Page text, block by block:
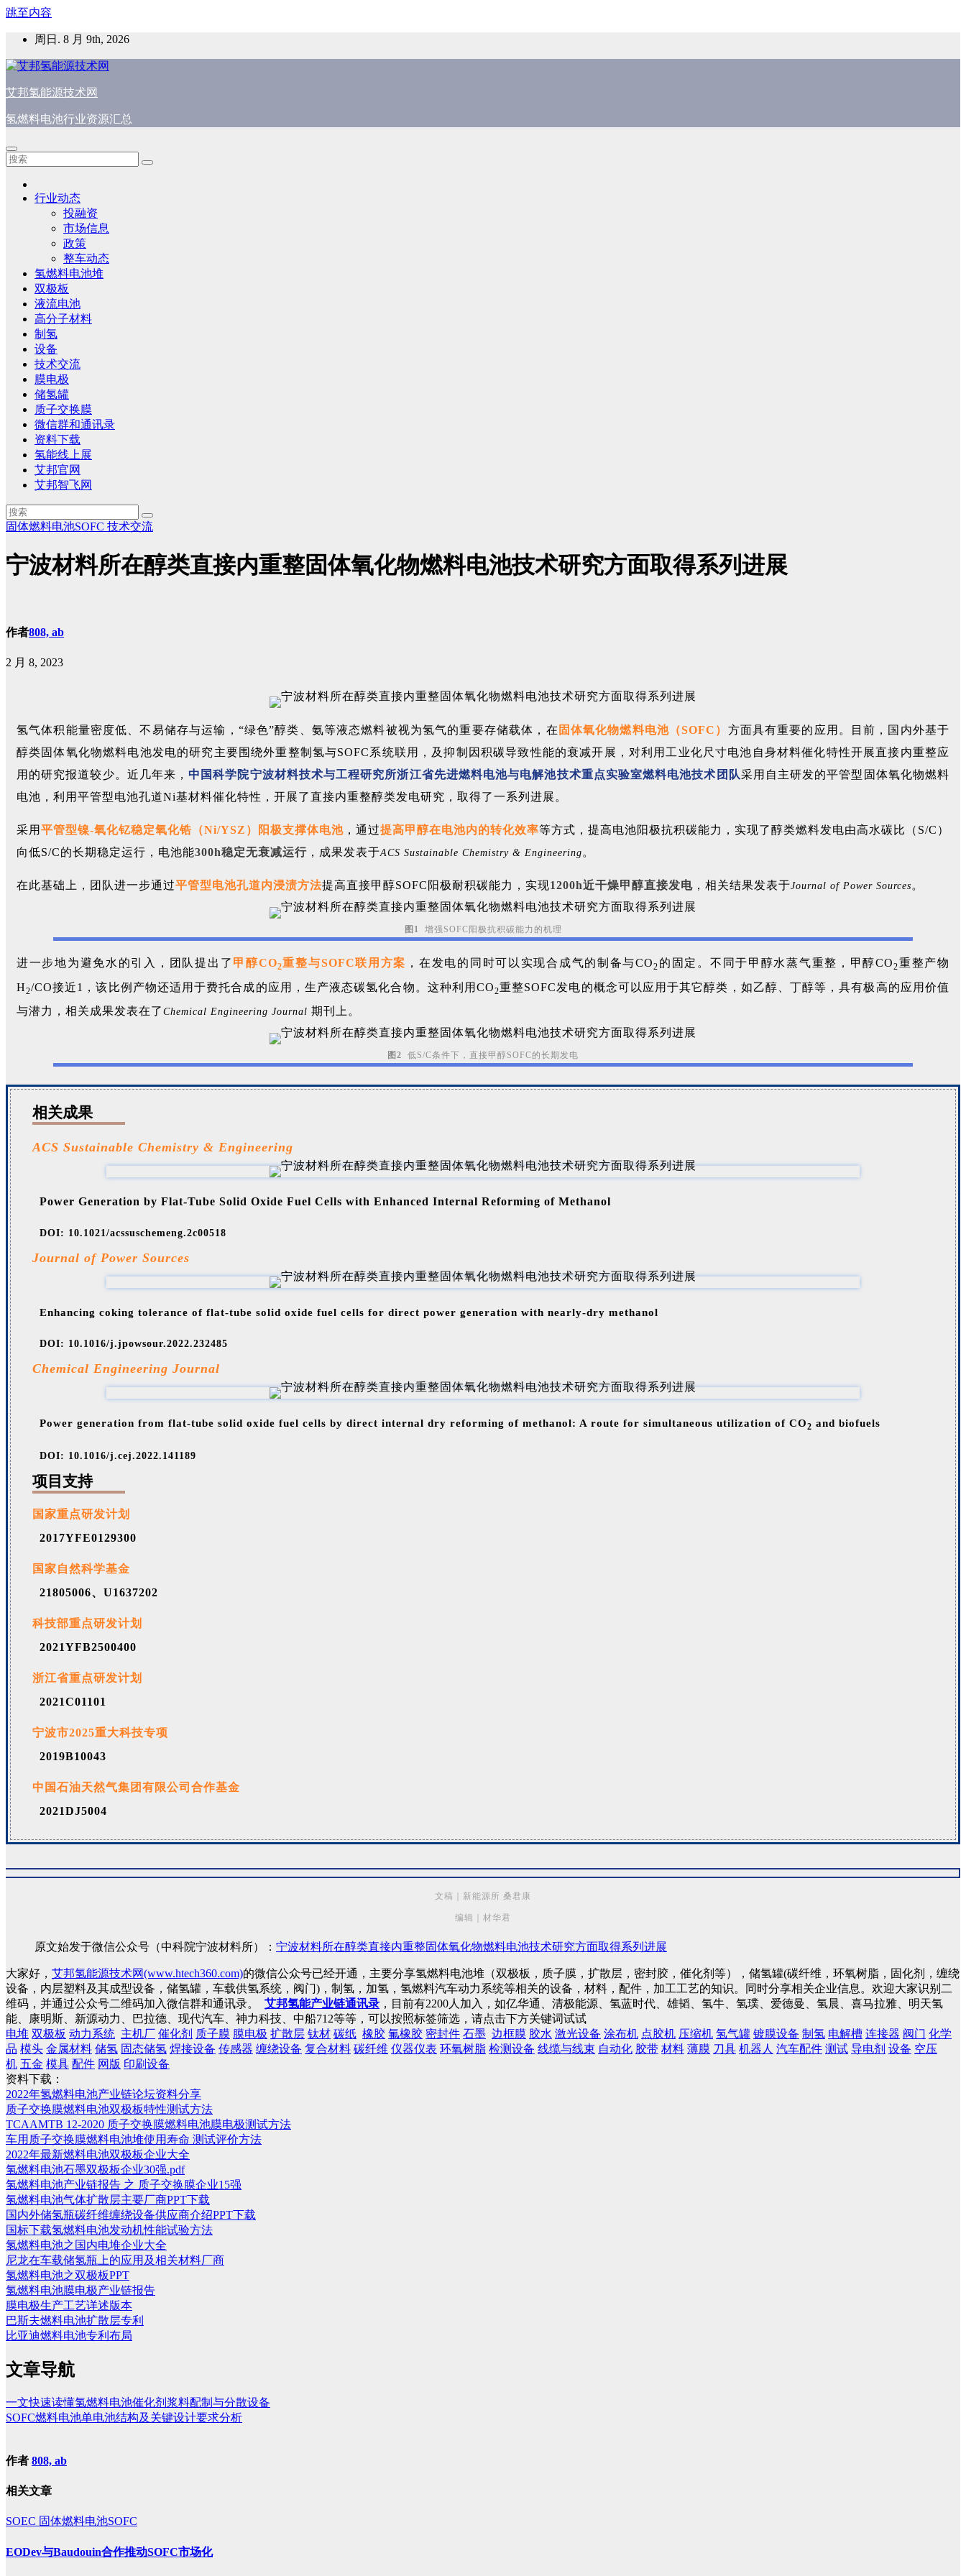
跳至内容
周日. 8 月 9th, 2026
艾邦氢能源技术网
氢燃料电池行业资源汇总
行业动态
投融资
市场信息
政策
整车动态
氢燃料电池堆
双极板
液流电池
高分子材料
制氢
设备
技术交流
膜电极
储氢罐
质子交换膜
微信群和通讯录
资料下载
氢能线上展
艾邦官网
艾邦智飞网
固体燃料电池SOFC 技术交流
宁波材料所在醇类直接内重整固体氧化物燃料电池技术研究方面取得系列进展
作者808, ab
2 月 8, 2023
氢气体积能量密度低、不易储存与运输，“绿色”醇类、氨等液态燃料被视为氢气的重要存储载体，在 固体氧化物燃料电池（SOFC） 方面具有重要的应用。目前，国内外基于
醇类固体氧化物燃料电池发电的研究主要围绕外重整制氢与SOFC系统联用，及抑制因积碳导致性能的衰减开展，对利用工业化尺寸电池自身材料催化特性开展直接内重整应
用的研究报道较少。近几年来，中国科学院宁波材料技术与工程研究所浙江省先进燃料电池与电解池技术重点实验室燃料电池技术团队采用自主研发的平管型固体氧化物燃料
电池，利用平管型电池孔道Ni基材料催化特性，开展了直接内重整醇类发电研究，取得了一系列进展。
采用 平管型镍-氧化钇稳定氧化锆（Ni/YSZ）阳极支撑体电池 ，通过提高甲醇在电池内的转化效率等方式，提高电池阳极抗积碳能力，实现了醇类燃料发电由高水碳比（S/C）
向低S/C的长期稳定运行，电池能300h稳定无衰减运行 ，成果发表于ACS Sustainable Chemistry & Engineering。
在此基础上，团队进一步通过平管型电池孔道内浸渍方法提高直接甲醇SOFC阳极耐积碳能力，实现1200h近干燥甲醇直接发电 ，相关结果发表于Journal of Power Sources。
图1 增强SOFC阳极抗积碳能力的机理
进一步地为避免水的引入，团队提出了 甲醇CO2重整与SOFC联用方案 ，在发电的同时可以实现合成气的制备与CO2 的固定。不同于甲醇水蒸气重整，甲醇CO2重整产物
H2/CO接近1，该比例产物还适用于费托合成的应用，生产液态碳氢化合物。这种利用CO2重整SOFC发电的概念可以应用于其它醇类，如乙醇、丁醇等，具有极高的应用价值
与潜力，相关成果发表在了 Chemical Engineering Journal 期刊上。
图2 低S/C条件下，直接甲醇SOFC的长期发电
相关成果
ACS Sustainable Chemistry & Engineering
Power Generation by Flat-Tube Solid Oxide Fuel Cells with Enhanced Internal Reforming of Methanol
DOI: 10.1021/acssuschemeng.2c00518
Journal of Power Sources
Enhancing coking tolerance of flat-tube solid oxide fuel cells for direct power generation with nearly-dry methanol
DOI: 10.1016/j.jpowsour.2022.232485
Chemical Engineering Journal
Power generation from flat-tube solid oxide fuel cells by direct internal dry reforming of methanol: A route for simultaneous utilization of CO2 and biofuels
DOI: 10.1016/j.cej.2022.141189
项目支持
国家重点研发计划
2017YFE0129300
国家自然科学基金
21805006、U1637202
科技部重点研发计划
2021YFB2500400
浙江省重点研发计划
2021C01101
宁波市2025重大科技专项
2019B10043
中国石油天然气集团有限公司合作基金
2021DJ5004
文稿｜新能源所 桑君康
编辑｜材华君
原文始发于微信公众号（中科院宁波材料所）： 宁波材料所在醇类直接内重整固体氧化物燃料电池技术研究方面取得系列进展
大家好， 艾邦氢能源技术网(www.htech360.com)的微信公众号已经开通，主要分享氢燃料电池堆（双极板，质子膜，扩散层，密封胶，催化剂等），储氢罐(碳纤维，环氧树脂，固化剂，缠绕
设备，内层塑料及其成型设备，储氢罐，车载供氢系统，阀门)，制氢，加氢，氢燃料汽车动力系统等相关的设备，材料，配件，加工工艺的知识。同时分享相关企业信息。欢迎大家识别二
维码，并通过公众号二维码加入微信群和通讯录。
艾邦氢能产业链通讯录 ，目前有2200人加入，如亿华通、清极能源、氢蓝时代、雄韬、氢牛、氢璞、爱德曼、氢晨、喜马拉雅、明天氢
能、康明斯、新源动力、巴拉德、现代汽车、神力科技、中船712等等，可以按照标签筛选，请点击下方关键词试试
电堆 双极板 动力系统 主机厂 催化剂 质子膜 膜电极 扩散层 钛材 碳纸 橡胶 氟橡胶 密封件 石墨 边框膜 胶水 激光设备 涂布机 点胶机 压缩机 氢气罐 镀膜设备 制氢 电解槽 连接器 阀门 化学
品 模头 金属材料 储氢 固态储氢 焊接设备 传感器 缠绕设备 复合材料 碳纤维 仪器仪表 环氧树脂 检测设备 线缆与线束 自动化 胶带 材料 薄膜 刀具 机器人 汽车配件 测试 导电剂 设备 空压
机 五金 模具 配件 网版 印刷设备
资料下载：
2022年氢燃料电池产业链论坛资料分享
质子交换膜燃料电池双极板特性测试方法
TCAAMTB 12-2020 质子交换膜燃料电池膜电极测试方法
车用质子交换膜燃料电池堆使用寿命 测试评价方法
2022年最新燃料电池双极板企业大全
氢燃料电池石墨双极板企业30强.pdf
氢燃料电池产业链报告 之 质子交换膜企业15强
氢燃料电池气体扩散层主要厂商PPT下载
国内外储氢瓶碳纤维缠绕设备供应商介绍PPT下载
国标下载氢燃料电池发动机性能试验方法
氢燃料电池之国内电堆企业大全
尼龙在车载储氢瓶上的应用及相关材料厂商
氢燃料电池之双极板PPT
氢燃料电池膜电极产业链报告
膜电极生产工艺详述版本
巴斯夫燃料电池扩散层专利
比亚迪燃料电池专利布局
文章导航
一文快速读懂氢燃料电池催化剂浆料配制与分散设备
SOFC燃料电池单电池结构及关键设计要求分析
作者 808, ab
相关文章
SOEC 固体燃料电池SOFC
EODev与Baudouin合作推动SOFC市场化